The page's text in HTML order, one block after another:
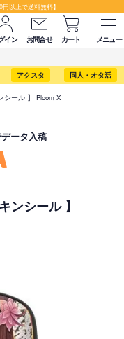
以上で送料無料】
イン お問合せ カート
メニュー
アクスタ 同人・オタ活
シール 】 Ploom X
ータ入稿
ンシール 】